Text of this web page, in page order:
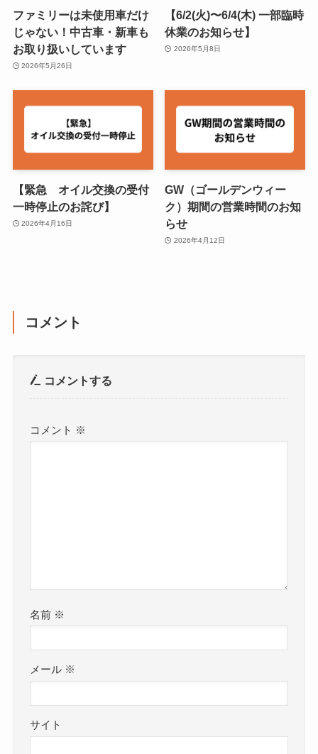
ファミリーは未使用車だけ
じゃない！中古車・新車も
お取り扱いしています
2026年5月26日
【6/2(火)〜6/4(木) 一部臨時
休業のお知らせ】
2026年5月8日
【緊急 オイル交換の受付
一時停止のお詫び】
2026年4月16日
GW（ゴールデンウィー
ク）期間の営業時間のお知
らせ
2026年4月12日
コメント
コメントする
コメント ※
名前 ※
メール ※
サイト